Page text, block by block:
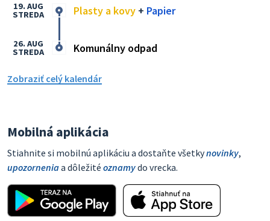
Plasty a kovy + Papier
19. AUG
STREDA
Komunálny odpad
26. AUG
STREDA
Zobraziť celý kalendár
Mobilná aplikácia
Stiahnite si mobilnú aplikáciu a dostaňte všetkynovinky,
upozorneniaa dôležité oznamydo vrecka.